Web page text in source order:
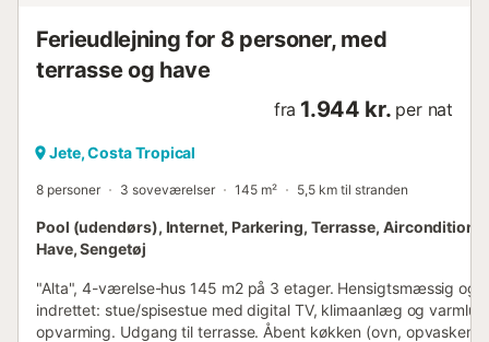
Ferieudlejning for 8 personer, med
terrasse og have
fra 1.944 kr. per nat
Jete, Costa Tropical
8 personer 3 soveværelser 145 m² 5,5 km til stranden
Pool (udendørs), Internet, Parkering, Terrasse, Aircondition,
Have, Sengetøj
"Alta", 4-værelse-hus 145 m2 på 3 etager. Hensigtsmæssig og
indrettet: stue/spisestue med digital TV, klimaanlæg og varmluft
opvarming. Udgang til terrasse. Åbent køkken (ovn,